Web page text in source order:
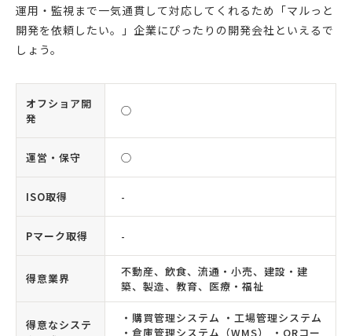
運用・監視まで一気通貫して対応してくれるため「マルっと
開発を依頼したい。」企業にぴったりの開発会社といえるで
しょう。
オフショア開
発
◯
運営・保守 ◯
ISO取得 -
Pマーク取得 -
得意業界
不動産、飲食、流通・小売、建設・建
築、製造、教育、医療・福祉
得意なシステ
・購買管理システム ・工場管理システム
・倉庫管理システム（WMS） ・QRコー